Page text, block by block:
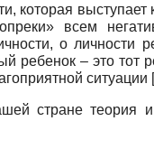
которая
всем
о
ребенок – это тот
ситуации
стране теория и